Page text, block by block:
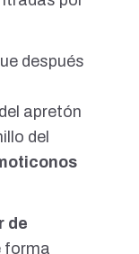
después
apretón
del
de
forma